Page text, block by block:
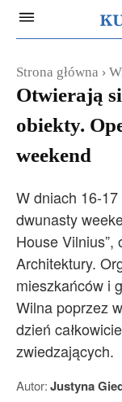
Strona główna
Otwierają
obiekty.
weekend
W dniach 16-
dwunasty
House
Architektury.
mieszkańców i
Wilna poprzez
dzień
zwiedzających.
Autor:Justyna